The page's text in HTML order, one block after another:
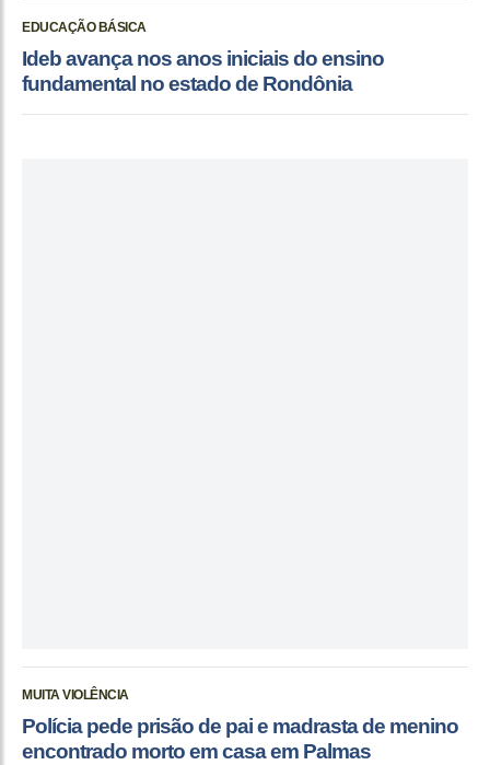
EDUCAÇÃO BÁSICA
Ideb avança nos anos iniciais do ensino
fundamental no estado de Rondônia
MUITA VIOLÊNCIA
Polícia pede prisão de pai e madrasta de menino
encontrado morto em casa em Palmas